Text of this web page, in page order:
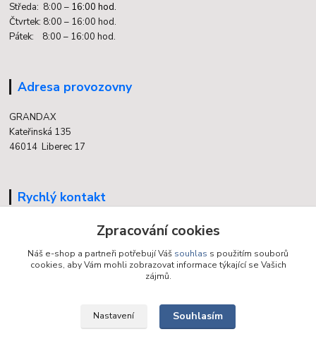
Středa: 8:00 – 16:00 hod.
Čtvrtek: 8:00 – 16:00 hod.
Pátek: 8:00 – 16:00 hod.
Adresa provozovny
GRANDAX
Kateřinská 135
46014 Liberec 17
Rychlý kontakt
info@grandax.cz
Zpracování cookies
Náš e-shop a partneři potřebují Váš souhlas s použitím souborů
cookies, aby Vám mohli zobrazovat informace týkající se Vašich
zájmů.
Nastavení Souhlasím